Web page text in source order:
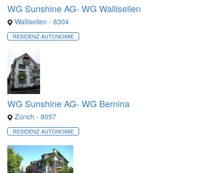
WG Sunshine AG- WG Wallisellen
Wallisellen - 8304
RESIDENZ AUTONOMIE
WG Sunshine AG- WG Bernina
Zürich - 8057
RESIDENZ AUTONOMIE